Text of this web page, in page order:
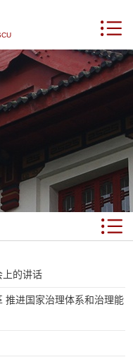
上的讲话
推进国家治理体系和治理能